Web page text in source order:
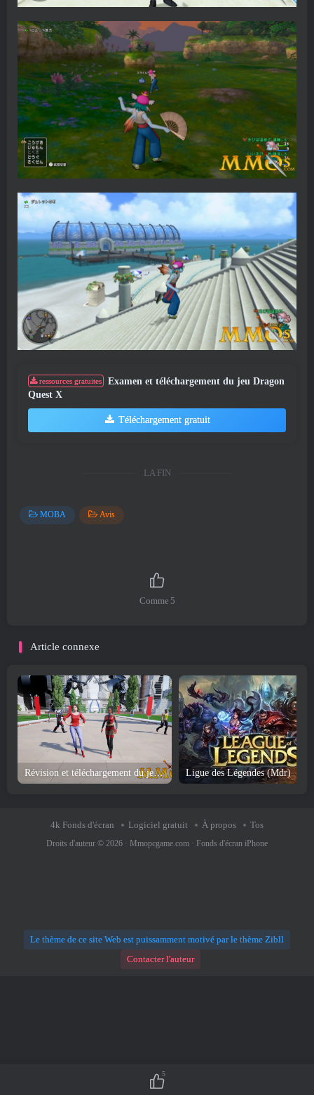
ressources gratuites
Examen et téléchargement du jeu Dragon
Quest X
Téléchargement gratuit
LA FIN
MOBA Avis
Comme 5
Article connexe
Révision et téléchargement du jeu Ship Of Heroes Ligue des Légendes (Mdr)
4k Fonds d'écran Logiciel gratuit À propos Tos
Droits d'auteur © 2026 · Mmopcgame.com · Fonds d'écran iPhone
5
Le thème de ce site Web est puissamment motivé par le thème Zibll
Contacter l'auteur